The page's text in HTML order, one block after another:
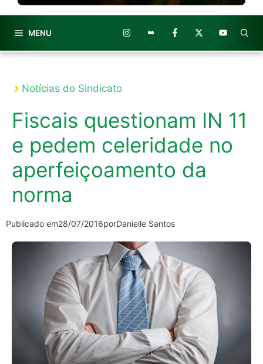
MENU
Notícias do Sindicato
Fiscais questionam IN 11
e pedem celeridade no
aperfeiçoamento da
norma
Publicado em28/07/2016porDanielle Santos